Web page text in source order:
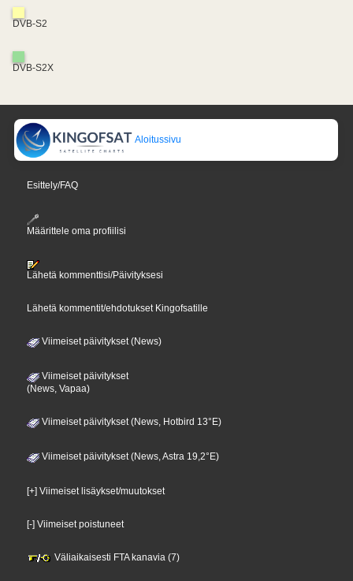
DVB-S2
DVB-S2X
Aloitussivu
Esittely/FAQ
Määrittele oma profiilisi
Lähetä kommenttisi/Päivityksesi
Lähetä kommentit/ehdotukset Kingofsatille
Viimeiset päivitykset (News)
Viimeiset päivitykset
(News, Vapaa)
Viimeiset päivitykset (News, Hotbird 13°E)
Viimeiset päivitykset (News, Astra 19,2°E)
[+] Viimeiset lisäykset/muutokset
[-] Viimeiset poistuneet
Väliaikaisesti FTA kanavia (7)